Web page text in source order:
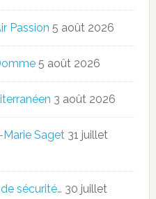
Passion 5 août 2026
5 août 2026
3 août 2026
Marie Saget 31 juillet
sécurité… 30 juillet